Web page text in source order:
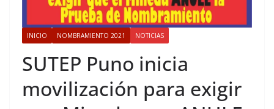
INICIO NOMBRAMIENTO 2021 NOTICIAS
SUTEP Puno inicia
movilización para exigir